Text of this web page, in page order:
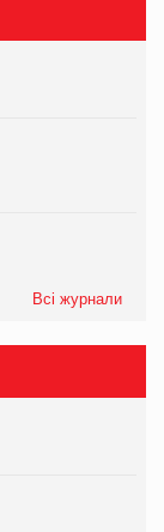
Всі журнали